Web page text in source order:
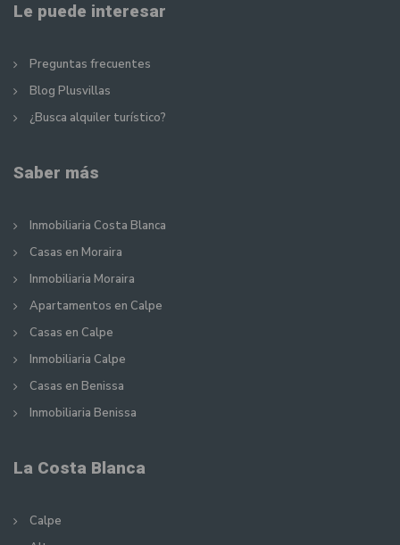
Le puede interesar
Preguntas frecuentes
Blog Plusvillas
¿Busca alquiler turístico?
Saber más
Inmobiliaria Costa Blanca
Casas en Moraira
Inmobiliaria Moraira
Apartamentos en Calpe
Casas en Calpe
Inmobiliaria Calpe
Casas en Benissa
Inmobiliaria Benissa
La Costa Blanca
Calpe